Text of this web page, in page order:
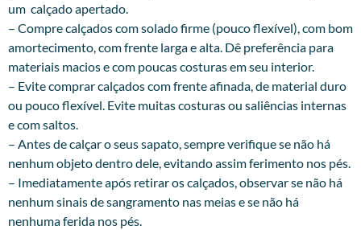
um calçado apertado.
– Compre calçados com solado firme (pouco flexível), com bom
amortecimento, com frente larga e alta. Dê preferência para
materiais macios e com poucas costuras em seu interior.
– Evite comprar calçados com frente afinada, de material duro
ou pouco flexível. Evite muitas costuras ou saliências internas
e com saltos.
– Antes de calçar o seus sapato, sempre verifique se não há
nenhum objeto dentro dele, evitando assim ferimento nos pés.
– Imediatamente após retirar os calçados, observar se não há
nenhum sinais de sangramento nas meias e se não há
nenhuma ferida nos pés.